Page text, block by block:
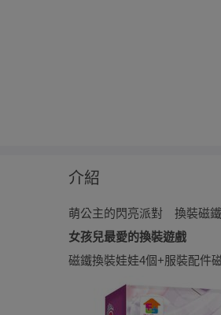
介紹
萌公主的閃亮派對 換裝磁
女孩兒最愛的換裝遊戲
磁鐵換裝娃娃4個+服裝配件